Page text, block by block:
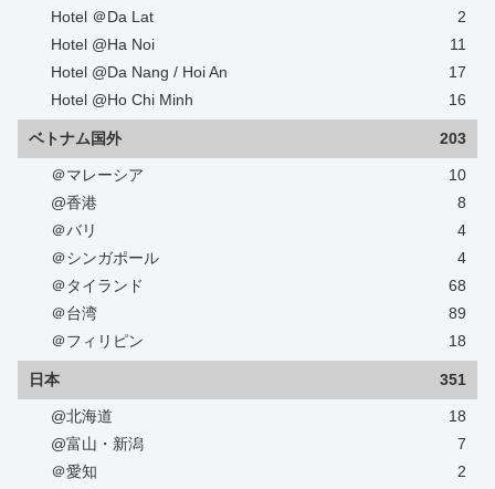
Hotel ＠Da Lat
2
Hotel @Ha Noi
11
Hotel @Da Nang / Hoi An
17
Hotel @Ho Chi Minh
16
ベトナム国外 203
＠マレーシア
10
@香港
8
＠バリ
4
＠シンガポール
4
＠タイランド
68
＠台湾
89
＠フィリピン
18
日本 351
@北海道
18
@富山・新潟
7
＠愛知
2